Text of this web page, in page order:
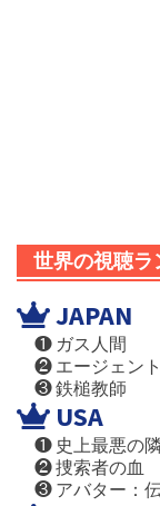
世界の視聴ラ
JAPAN
❶ ガス人間
❷ エージェン
❸ 鉄槌教師
USA
❶ 史上最悪の
❷ 捜索者の血
❸ アバター：